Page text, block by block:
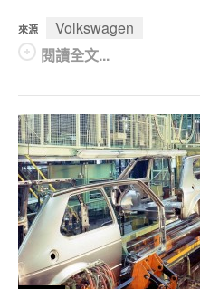
來源
Volkswagen
閱讀全文...